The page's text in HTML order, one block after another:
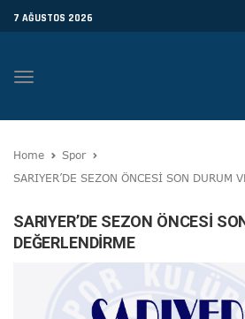
7 AĞUSTOS 2026
Toggle
Home
Spor
SARIYER’DE SEZON ÖNCESİ SON DURUM
SARIYER’DE SEZON ÖNCESİ
DEĞERLENDİRME